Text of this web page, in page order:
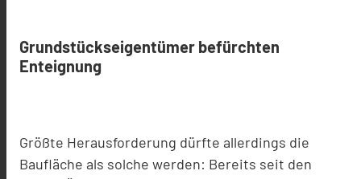
Grundstückseigentümer befürchten
Enteignung
Größte Herausforderung dürfte allerdings die
Baufläche als solche werden: Bereits seit den